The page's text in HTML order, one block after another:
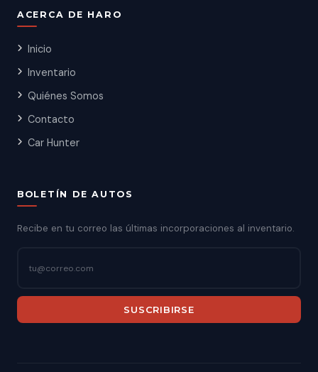
ACERCA DE HARO
Inicio
Inventario
Quiénes Somos
Contacto
Car Hunter
BOLETÍN DE AUTOS
Recibe en tu correo las últimas incorporaciones al inventario.
SUSCRIBIRSE